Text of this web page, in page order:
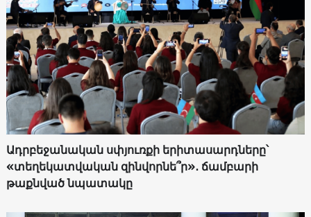
Ադրբեջանական սփյուռքի երիտասարդները՝
«տեղեկատվական զինվորնե՞ր»․ ճամբարի
թաքնված նպատակը